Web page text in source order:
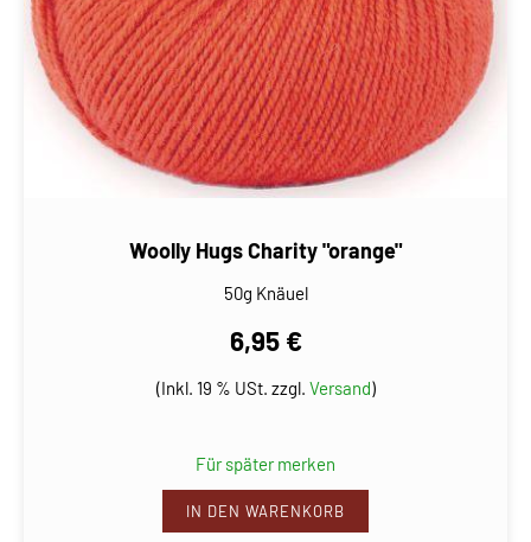
Woolly Hugs Charity "orange"
50g Knäuel
6,95 €
(Inkl. 19 % USt. zzgl. Versand)
Für später merken
IN DEN WARENKORB